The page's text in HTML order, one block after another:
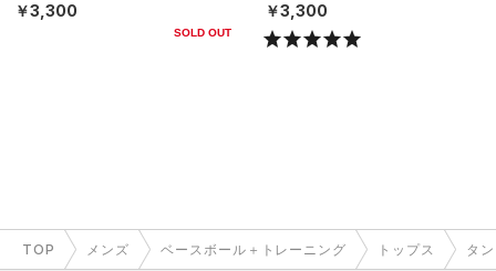
￥3,300
SOLD OUT
￥3,300
TOP メンズ ベースボール＋トレーニング トップス タ